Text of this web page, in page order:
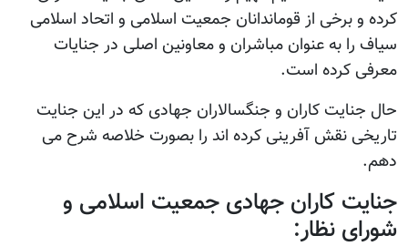
کرده و برخی از قوماندانان جمعیت اسلامی و اتحاد اسلامی
سیاف را به عنوان مباشران و معاونین اصلی در جنایات
معرفی کرده است.
حال جنایت کاران و جنگسالاران جهادی که در این جنایت
تاریخی نقش آفرینی کرده اند را بصورت خلاصه شرح می
دهم.
جنایت کاران جهادی جمعیت اسلامی و
شورای نظار: